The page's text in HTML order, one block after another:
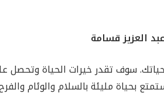
العزيز قسامة
سوف تقدر خيرات الحياة
بحياة مليئة بالسلام والوئام